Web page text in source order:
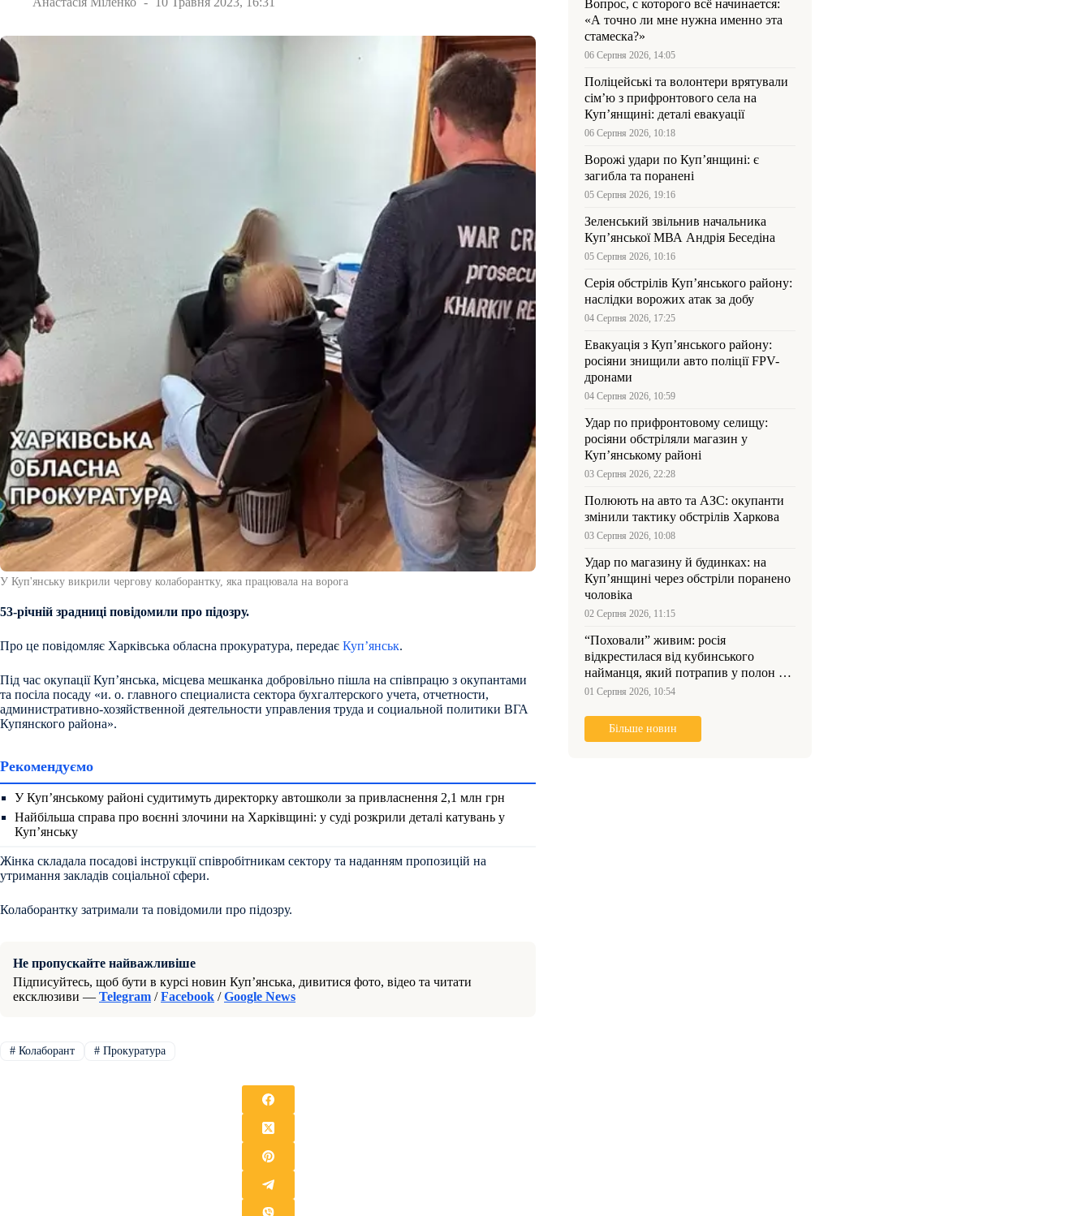
У Куп'янську викрили чергову колаборантку, яка працювала на ворога
53-річній зрадниці повідомили про підозру.
Про це повідомляє Харківська обласна прокуратура, передає Куп’янськ.
Під час окупації Куп’янська, місцева мешканка добровільно пішла на співпрацю з окупантами
та посіла посаду «и. о. главного специалиста сектора бухгалтерского учета, отчетности,
административно-хозяйственной деятельности управления труда и социальной политики ВГА
Купянского района».
Рекомендуємо
У Куп’янському районі судитимуть директорку автошколи за привласнення 2,1 млн грн
Найбільша справа про воєнні злочини на Харківщині: у суді розкрили деталі катувань у
Куп’янську
Жінка складала посадові інструкції співробітникам сектору та наданням пропозицій на
утримання закладів соціальної сфери.
Колаборантку затримали та повідомили про підозру.
Не пропускайте найважливіше
Підписуйтесь, щоб бути в курсі новин Куп’янська, дивитися фото, відео та читати
ексклюзиви — Telegram /Facebook /Google News
#Колаборант #Прокуратура
Вопрос, с которого всё начинается:
«А точно ли мне нужна именно эта
стамеска?»
06 Серпня 2026, 14:05
Поліцейські та волонтери врятували
сім’ю з прифронтового села на
Куп’янщині: деталі евакуації
06 Серпня 2026, 10:18
Ворожі удари по Куп’янщині: є
загибла та поранені
05 Серпня 2026, 19:16
Зеленський звільнив начальника
Купʼянської МВА Андрія Беседіна
05 Серпня 2026, 10:16
Серія обстрілів Куп’янського району:
наслідки ворожих атак за добу
04 Серпня 2026, 17:25
Евакуація з Куп’янського району:
росіяни знищили авто поліції FPV-
дронами
04 Серпня 2026, 10:59
Удар по прифронтовому селищу:
росіяни обстріляли магазин у
Куп’янському районі
03 Серпня 2026, 22:28
Полюють на авто та АЗС: окупанти
змінили тактику обстрілів Харкова
03 Серпня 2026, 10:08
Удар по магазину й будинках: на
Куп’янщині через обстріли поранено
чоловіка
02 Серпня 2026, 11:15
“Поховали” живим: росія
відкрестилася від кубинського
найманця, який потрапив у полон на
Куп’янщині
01 Серпня 2026, 10:54
Більше новин